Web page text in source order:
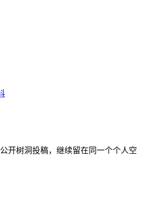
开树洞投稿，继续留在同一个个人空